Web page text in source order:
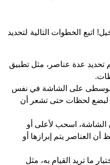
اتبع الخطوات التالية لتحديد
تحديد عدة عناصر، مثل تطبيق
على الشاشة في نفس
لبضع لحظات حتى تشعر أن
الشاشة، اسحب لأعلى أو
أن العناصر يتم إبرازها أو
ما تريد القيام به، مثل